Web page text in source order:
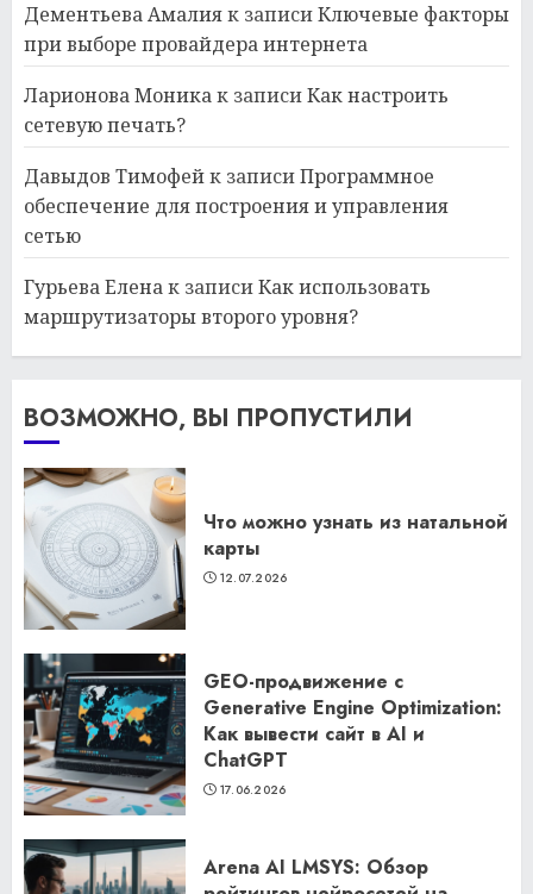
Дементьева Амалияк записиКлючевые факторы
при выборе провайдера интернета
Ларионова Моникак записиКак настроить
сетевую печать?
Давыдов Тимофейк записиПрограммное
обеспечение для построения и управления
сетью
Гурьева Еленак записиКак использовать
маршрутизаторы второго уровня?
ВОЗМОЖНО, ВЫ ПРОПУСТИЛИ
Что можно узнать из натальной
карты
12.07.2026
GEO-продвижение с
Generative Engine Optimization:
Как вывести сайт в AI и
ChatGPT
17.06.2026
Arena AI LMSYS: Обзор